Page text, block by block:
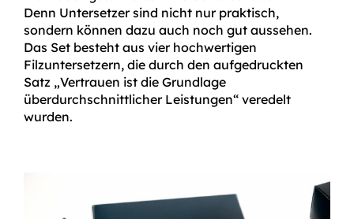
Denn Untersetzer sind nicht nur praktisch,
sondern können dazu auch noch gut aussehen.
Das Set besteht aus vier hochwertigen
Filzuntersetzern, die durch den aufgedruckten
Satz „Vertrauen ist die Grundlage
überdurchschnittlicher Leistungen“ veredelt
wurden.